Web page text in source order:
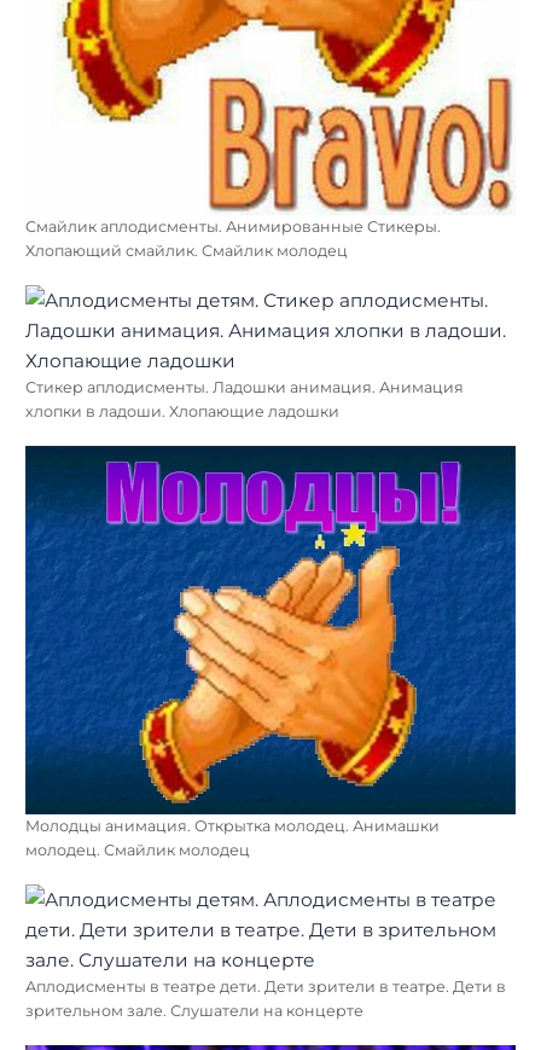
Смайлик аплодисменты. Анимированные Стикеры.
Хлопающий смайлик. Смайлик молодец
Стикер аплодисменты. Ладошки анимация. Анимация
хлопки в ладоши. Хлопающие ладошки
Молодцы анимация. Открытка молодец. Анимашки
молодец. Смайлик молодец
Аплодисменты в театре дети. Дети зрители в театре. Дети в
зрительном зале. Слушатели на концерте